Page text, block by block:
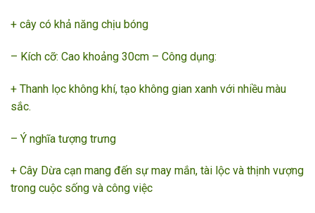
+ cây có khả năng chịu bóng
– Kích cỡ: Cao khoảng 30cm – Công dụng:
+ Thanh lọc không khí, tạo không gian xanh với nhiều màu
sắc.
– Ý nghĩa tượng trưng
+ Cây Dừa cạn mang đến sự may mắn, tài lộc và thịnh vượng
trong cuộc sống và công việc